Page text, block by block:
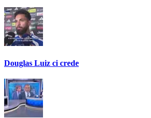
Douglas Luiz ci crede